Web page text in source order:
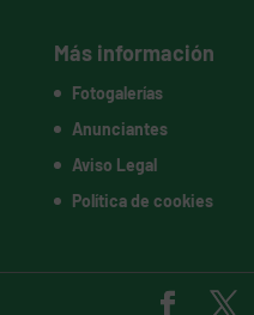
Más información
Fotogalerías
Anunciantes
Aviso Legal
Política de cookies